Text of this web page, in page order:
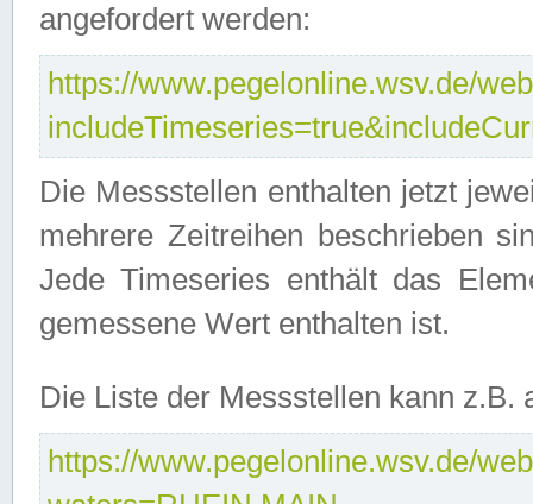
angefordert werden:
https://www.pegelonline.wsv.de/
Die Messstellen enthalten jetzt
mehrere Zeitreihen beschrieben
Jede Timeseries enthält das
gemessene Wert enthalten ist.
Die Liste der Messstellen kann
https://www.pegelonline.wsv.de/